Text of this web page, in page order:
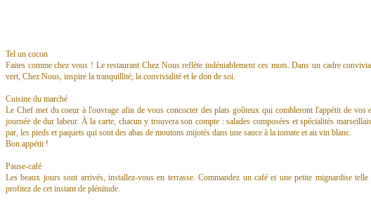
Tel un cocon
Faites comme chez vous ! Le restaurant Chez Nous reflète indéniablement ces mots. Dans un cadre
vert, Chez Nous, inspire la tranquillité, la convivialité et le don de soi.
Cuisine du marché
Le Chef met du coeur à l'ouvrage afin de vous concocter des plats goûteux qui combleront l'appétit de vos
journée de dur labeur. À la carte, chacun y trouvera son compte : salades composées et spécialités
par, les pieds et paquets qui sont des abas de moutons mijotés dans une sauce à la tomate et au vin blanc.
Bon appétit !
Pause-café
Les beaux jours sont arrivés, installez-vous en terrasse. Commandez un café et une petite mignardise
profitez de cet instant de plénitude.